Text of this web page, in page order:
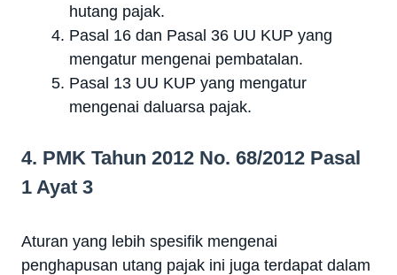
hutang pajak.
Pasal 16 dan Pasal 36 UU KUP yang
mengatur mengenai pembatalan.
Pasal 13 UU KUP yang mengatur
mengenai daluarsa pajak.
4. PMK Tahun 2012 No. 68/2012 Pasal
1 Ayat 3
Aturan yang lebih spesifik mengenai
penghapusan utang pajak ini juga terdapat dalam